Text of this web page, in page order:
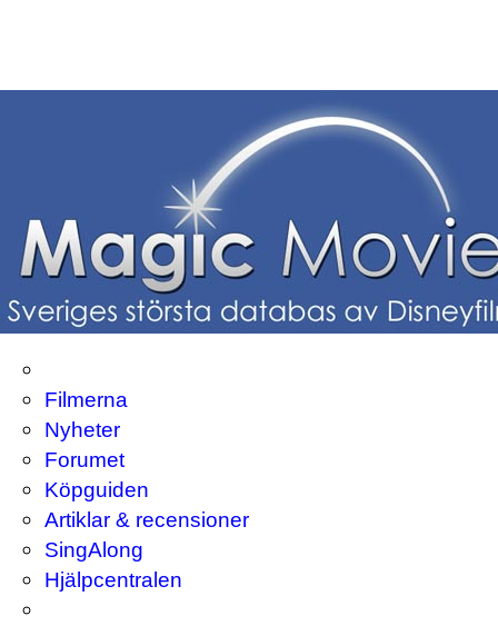
Filmerna
Nyheter
Forumet
Köpguiden
Artiklar & recensioner
SingAlong
Hjälpcentralen